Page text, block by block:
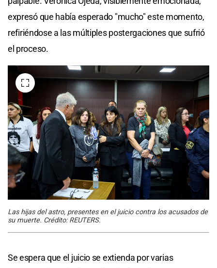
expresó que había esperado "mucho" este momento,
refiriéndose a las múltiples postergaciones que sufrió
el proceso.​
Las hijas del astro, presentes en el juicio contra los acusados de
su muerte. Crédito: REUTERS.
Se espera que el juicio se extienda por varias